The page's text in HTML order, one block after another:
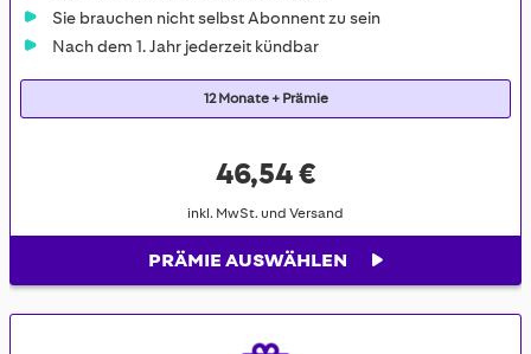
Sie brauchen nicht selbst Abonnent zu sein
Nach dem 1. Jahr jederzeit kündbar
12 Monate + Prämie
46,54 €
inkl. MwSt. und Versand
PRÄMIE AUSWÄHLEN